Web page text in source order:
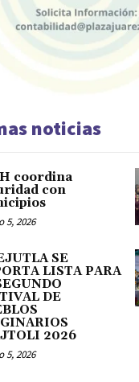
noticias
coordina
con
5, 2026
SE
LISTA PARA
DE
2026
5, 2026